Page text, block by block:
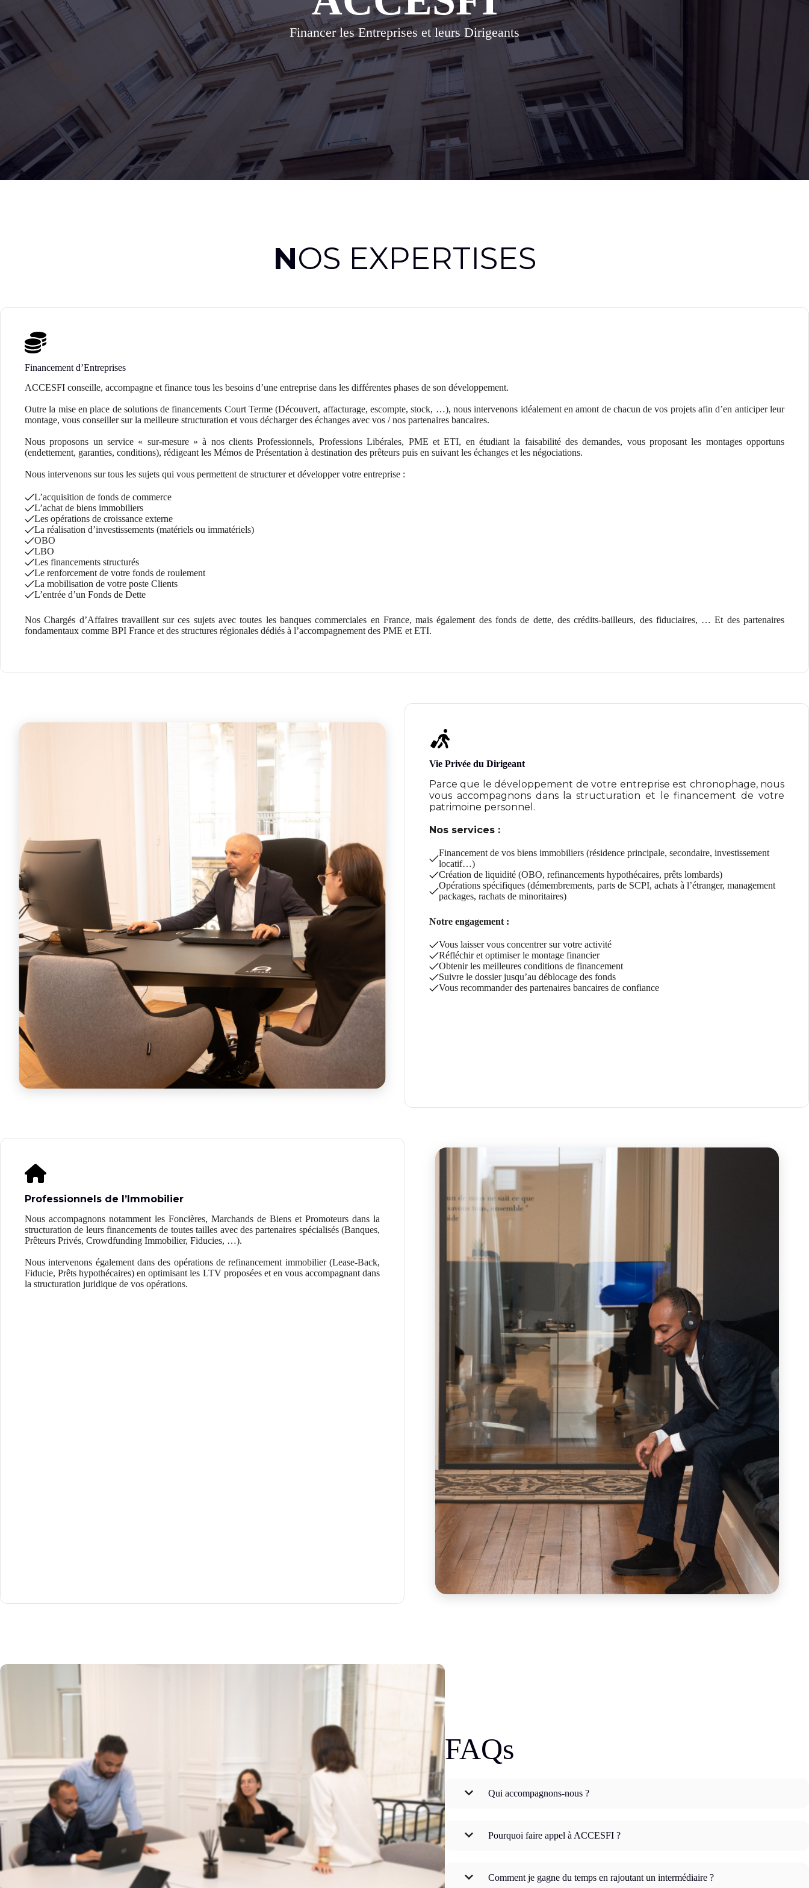
Financer les Entreprises et leurs Dirigeants
NOS EXPERTISES
Financement d’Entreprises
ACCESFI conseille, accompagne et finance tous les besoins d’une entreprise dans les différentes phases de son développement.
Outre la mise en place de solutions de financements Court Terme (Découvert, affacturage, escompte, stock, …), nous intervenons idéalement en amont de chacun de vos projets afin d’en anticiper leur
montage, vous conseiller sur la meilleure structuration et vous décharger des échanges avec vos / nos partenaires bancaires.
Nous proposons un service « sur-mesure » à nos clients Professionnels, Professions Libérales, PME et ETI, en étudiant la faisabilité des demandes, vous proposant les montages opportuns
(endettement, garanties, conditions), rédigeant les Mémos de Présentation à destination des prêteurs puis en suivant les échanges et les négociations.
Nous intervenons sur tous les sujets qui vous permettent de structurer et développer votre entreprise :
L’acquisition de fonds de commerce
L’achat de biens immobiliers
Les opérations de croissance externe
La réalisation d’investissements (matériels ou immatériels)
OBO
LBO
Les financements structurés
Le renforcement de votre fonds de roulement
La mobilisation de votre poste Clients
L’entrée d’un Fonds de Dette
Nos Chargés d’Affaires travaillent sur ces sujets avec toutes les banques commerciales en France, mais également des fonds de dette, des crédits-bailleurs, des fiduciaires, … Et des partenaires
fondamentaux comme BPI France et des structures régionales dédiés à l’accompagnement des PME et ETI.
Vie Privée du Dirigeant
Parce que le développement de votre entreprise est chronophage, nous
vous accompagnons dans la structuration et le financement de votre
patrimoine personnel.
Nos services :
Financement de vos biens immobiliers (résidence principale, secondaire, investissement
locatif…)
Création de liquidité (OBO, refinancements hypothécaires, prêts lombards)
Opérations spécifiques (démembrements, parts de SCPI, achats à l’étranger, management
packages, rachats de minoritaires)
Notre engagement :
Vous laisser vous concentrer sur votre activité
Réfléchir et optimiser le montage financier
Obtenir les meilleures conditions de financement
Suivre le dossier jusqu’au déblocage des fonds
Vous recommander des partenaires bancaires de confiance
Professionnels de l’Immobilier
Nous accompagnons notamment les Foncières, Marchands de Biens et Promoteurs dans la
structuration de leurs financements de toutes tailles avec des partenaires spécialisés (Banques,
Prêteurs Privés, Crowdfunding Immobilier, Fiducies, …).
Nous intervenons également dans des opérations de refinancement immobilier (Lease-Back,
Fiducie, Prêts hypothécaires) en optimisant les LTV proposées et en vous accompagnant dans
la structuration juridique de vos opérations.
FAQs
Qui accompagnons-nous ?
Pourquoi faire appel à ACCESFI ?
Comment je gagne du temps en rajoutant un intermédiaire ?